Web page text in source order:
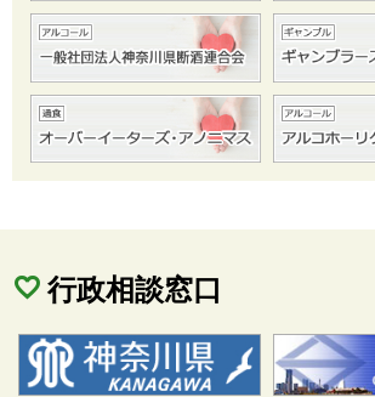
行政相談窓口